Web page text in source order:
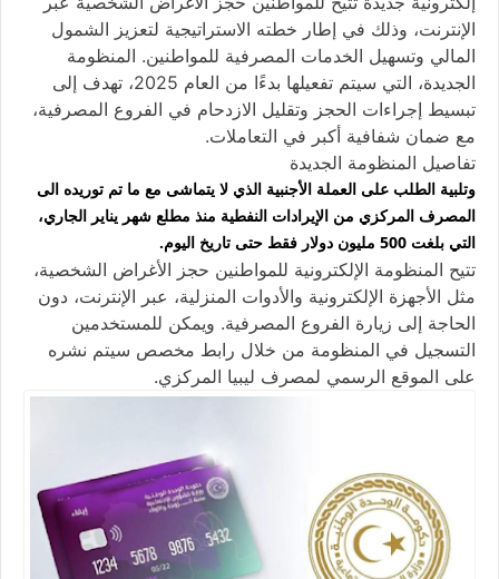
الإنترنت، وذلك في إطار خطته الاستراتيجية لتعزيز الشمول
المالي وتسهيل الخدمات المصرفية للمواطنين. المنظومة
الجديدة، التي سيتم تفعيلها بدءًا من العام 2025، تهدف إلى
تبسيط إجراءات الحجز وتقليل الازدحام في الفروع المصرفية،
مع ضمان شفافية أكبر في التعاملات.
تفاصيل المنظومة الجديدة
وتلبية الطلب على العملة الأجنبية الذي لا يتماشى مع ما تم توريده الى
المصرف المركزي من الإيرادات النفطية منذ مطلع شهر يناير الجاري،
التي بلغت 500 مليون دولار فقط حتى تاريخ اليوم.
تتيح المنظومة الإلكترونية للمواطنين حجز الأغراض الشخصية،
مثل الأجهزة الإلكترونية والأدوات المنزلية، عبر الإنترنت، دون
الحاجة إلى زيارة الفروع المصرفية. ويمكن للمستخدمين
التسجيل في المنظومة من خلال رابط مخصص سيتم نشره
على الموقع الرسمي لمصرف ليبيا المركزي.